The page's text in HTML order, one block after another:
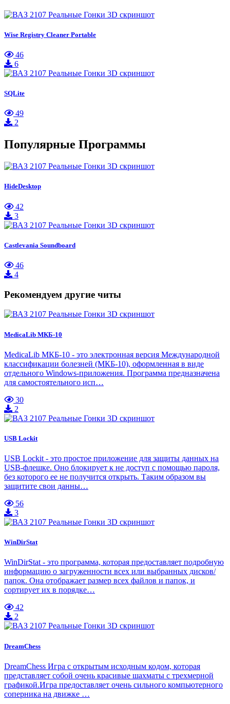
Wise Registry Cleaner Portable
46
6
SQLite
49
2
Популярные Программы
HideDesktop
42
3
Castlevania Soundboard
46
4
Рекомендуем другие читы
MedicaLib МКБ-10
MedicaLib МКБ-10 - это электронная версия Международной
классификации болезней (МКБ-10), оформленная в виде
отдельного Windows-приложения. Программа предназначена
для самостоятельного исп…
30
2
USB Lockit
USB Lockit - это простое приложение для защиты данных на
USB-флешке. Оно блокирует к не доступ с помощью пароля,
без которого ее не получится открыть. Таким образом вы
защитите свои данны…
56
3
WinDirStat
WinDirStat - это программа, которая предоставляет подробную
информацию о загруженности всех или выбранных дисков/
папок. Она отображает размер всех файлов и папок, и
сортирует их в порядке…
42
2
DreamChess
DreamChess Игра с открытым исходным кодом, которая
представляет собой очень красивые шахматы с трехмерной
графикой.Игра предоставляет очень сильного компьютерного
соперника на движке …